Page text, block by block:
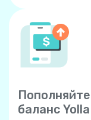
баланс Yolla